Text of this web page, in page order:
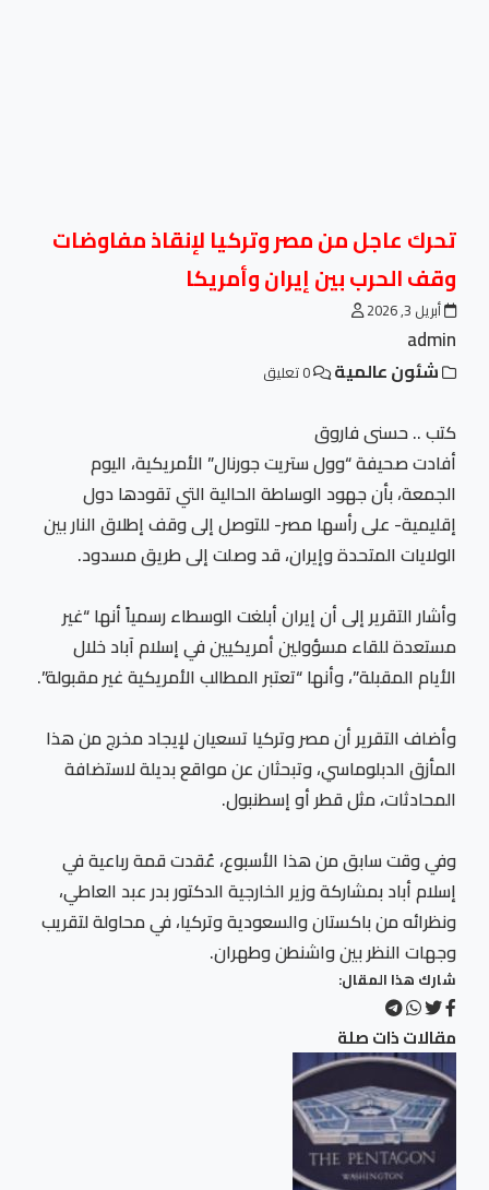
تحرك عاجل من مصر وتركيا لإنقاذ مفاوضات
وقف الحرب بين إيران وأمريكا
أبريل 3, 2026
admin
شئون عالمية
كتب .. حسنى فاروق
أفادت صحيفة “وول ستريت جورنال” الأمريكية، اليوم
الجمعة، بأن جهود الوساطة الحالية التي تقودها دول
إقليمية- على رأسها مصر- للتوصل إلى وقف إطلاق النار بين
الولايات المتحدة وإيران، قد وصلت إلى طريق مسدود.
وأشار التقرير إلى أن إيران أبلغت الوسطاء رسمياً أنها “غير
مستعدة للقاء مسؤولين أمريكيين في إسلام آباد خلال
الأيام المقبلة”، وأنها “تعتبر المطالب الأمريكية غير مقبولة”.
وأضاف التقرير أن مصر وتركيا تسعيان لإيجاد مخرج من هذا
المأزق الدبلوماسي، وتبحثان عن مواقع بديلة لاستضافة
المحادثات، مثل قطر أو إسطنبول.
وفي وقت سابق من هذا الأسبوع، عُقدت قمة رباعية في
إسلام أباد بمشاركة وزير الخارجية الدكتور بدر عبد العاطي،
ونظرائه من باكستان والسعودية وتركيا، في محاولة لتقريب
وجهات النظر بين واشنطن وطهران.
شارك هذا المقال:
مقالات ذات صلة